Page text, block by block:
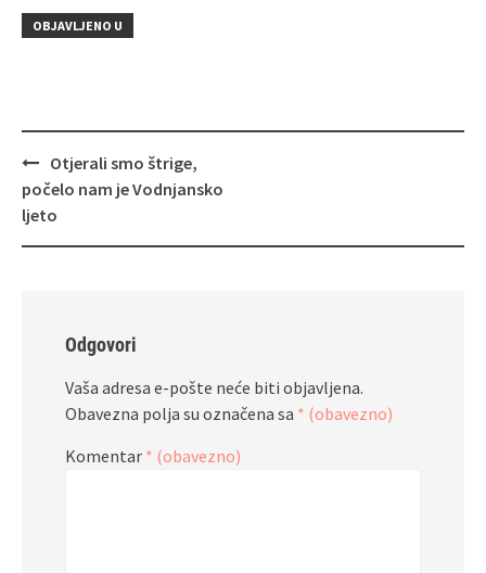
OBJAVLJENO U
Navigacija
objava
Otjerali smo štrige,
počelo nam je Vodnjansko
ljeto
Odgovori
Vaša adresa e-pošte neće biti objavljena.
Obavezna polja su označena sa * (obavezno)
Komentar * (obavezno)